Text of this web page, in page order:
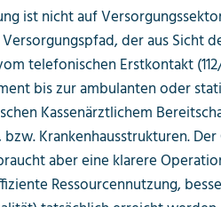
ist nicht auf
der aus Sicht
telefonischen Erstkontakt
bis zur ambulanten oder
Kassenärztlichem
Krankenhausstrukturen.
aber eine klarere
Ressourcennutzung,